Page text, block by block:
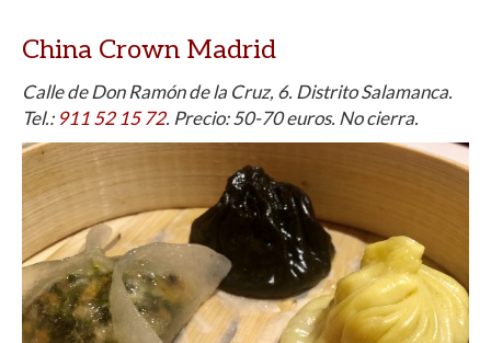
China Crown Madrid
Calle de Don Ramón de la Cruz, 6. Distrito Salamanca.
Tel.: 911 52 15 72. Precio: 50-70 euros. No cierra.